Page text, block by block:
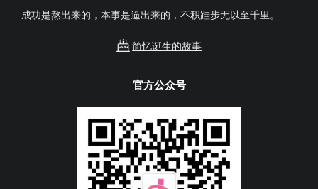
成功是熬出来的，本事是逼出来的，不积跬步无以至千里。
简忆诞生的故事
官方公众号